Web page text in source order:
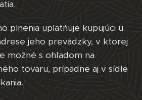
plnenia uplatňuje kupujúci u
jeho prevádzky, v ktorej
možné s ohľadom na
tovaru, prípadne aj v sídle